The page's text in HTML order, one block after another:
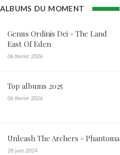
ALBUMS DU MOMENT
Genus Ordinis Dei - The Land
East Of Eden
06 février 2026
Top albums 2025
06 février 2026
Unleash The Archers - Phantoma
28 juin 2024